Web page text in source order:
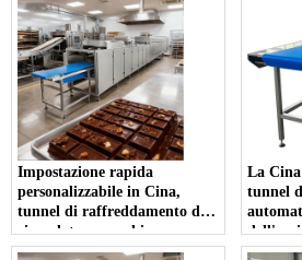
Impostazione rapida
personalizzabile in Cina,
tunnel di raffreddamento del
cioccolato e macchina
formatrice per aumentare
La
tunnel
tunnel